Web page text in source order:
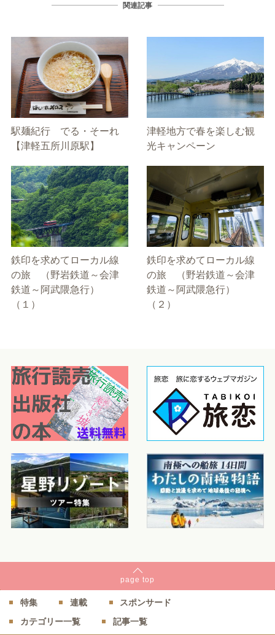
関連記事
駅麺紀行 でる・そーれ
【津軽五所川原駅】
津軽地方で春を楽しむ観
光キャンペーン
鉄印を求めてローカル線
の旅 （野岩鉄道～会津
鉄道～阿武隈急行）
（１）
鉄印を求めてローカル線
の旅 （野岩鉄道～会津
鉄道～阿武隈急行）
（２）
page top
特集 連載
スポンサード
カテゴリー一覧
記事一覧